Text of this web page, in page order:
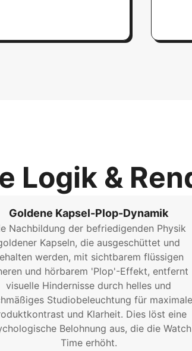
Logik &
Goldene Kapsel-Plop-Dynamik
Nachbildung der befriedigenden Physik
Kapseln, die ausgeschüttet und
werden, mit sichtbarem flüssigen
und hörbarem 'Plop'-Effekt, entfernt
visuelle Hindernisse durch helles und
Studiobeleuchtung für
und Klarheit. Dies löst eine
Belohnung aus, die die Watch
Time erhöht.